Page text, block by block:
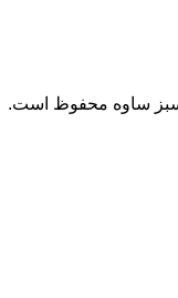
ساوه محفوظ است.